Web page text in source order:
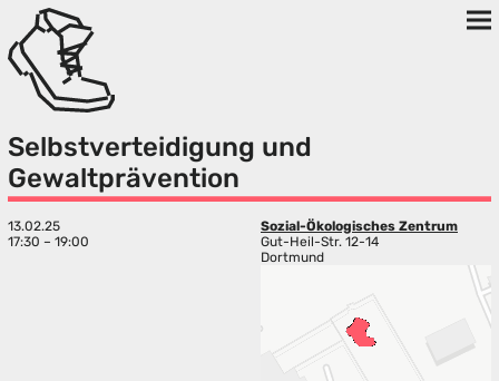
Selbstverteidigung und
Gewaltprävention
13.02.25
17:30 – 19:00
Sozial-Ökologisches Zentrum
Gut-Heil-Str. 12-14
Dortmund